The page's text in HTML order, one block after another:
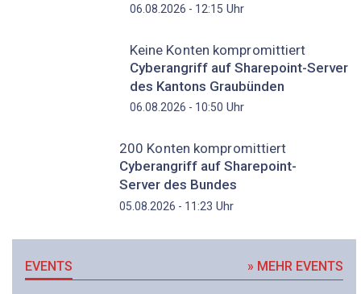
06.08.2026 - 12:15 Uhr
Keine Konten kompromittiert
Cyberangriff auf Sharepoint-Server
des Kantons Graubünden
06.08.2026 - 10:50 Uhr
200 Konten kompromittiert
Cyberangriff auf Sharepoint-
Server des Bundes
05.08.2026 - 11:23 Uhr
EVENTS » MEHR EVENTS